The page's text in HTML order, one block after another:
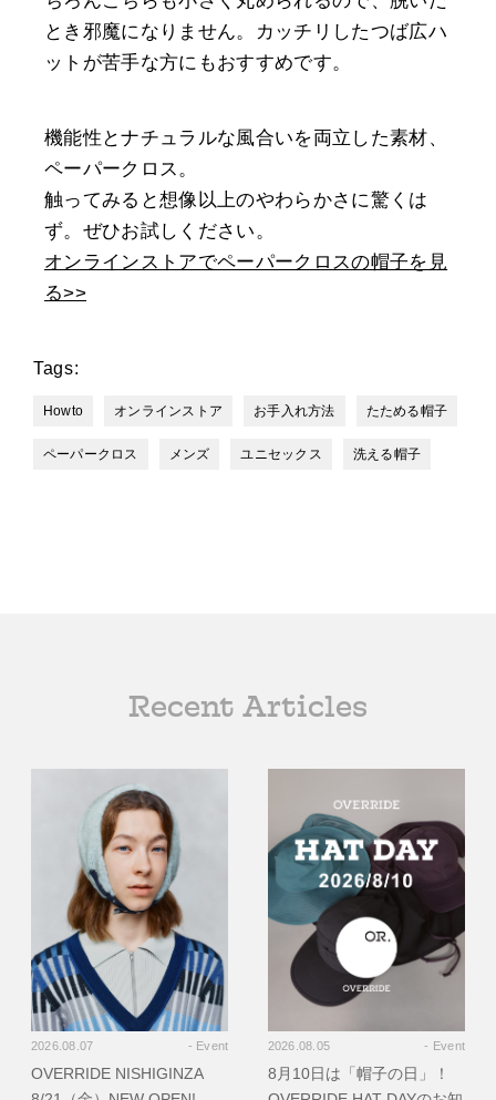
とき邪魔になりません。カッチリしたつば広ハ
ットが苦手な方にもおすすめです。
機能性とナチュラルな風合いを両立した素材、
ペーパークロス。
触ってみると想像以上のやわらかさに驚くは
ず。ぜひお試しください。
オンラインストアでペーパークロスの帽子を見
る>>
Tags:
Howto オンラインストア お手入れ方法 たためる帽子
ペーパークロス メンズ ユニセックス 洗える帽子
Recent Articles
2026.08.07 - Event
OVERRIDE NISHIGINZA
2026.08.05 - Event
8月10日は「帽子の日」！